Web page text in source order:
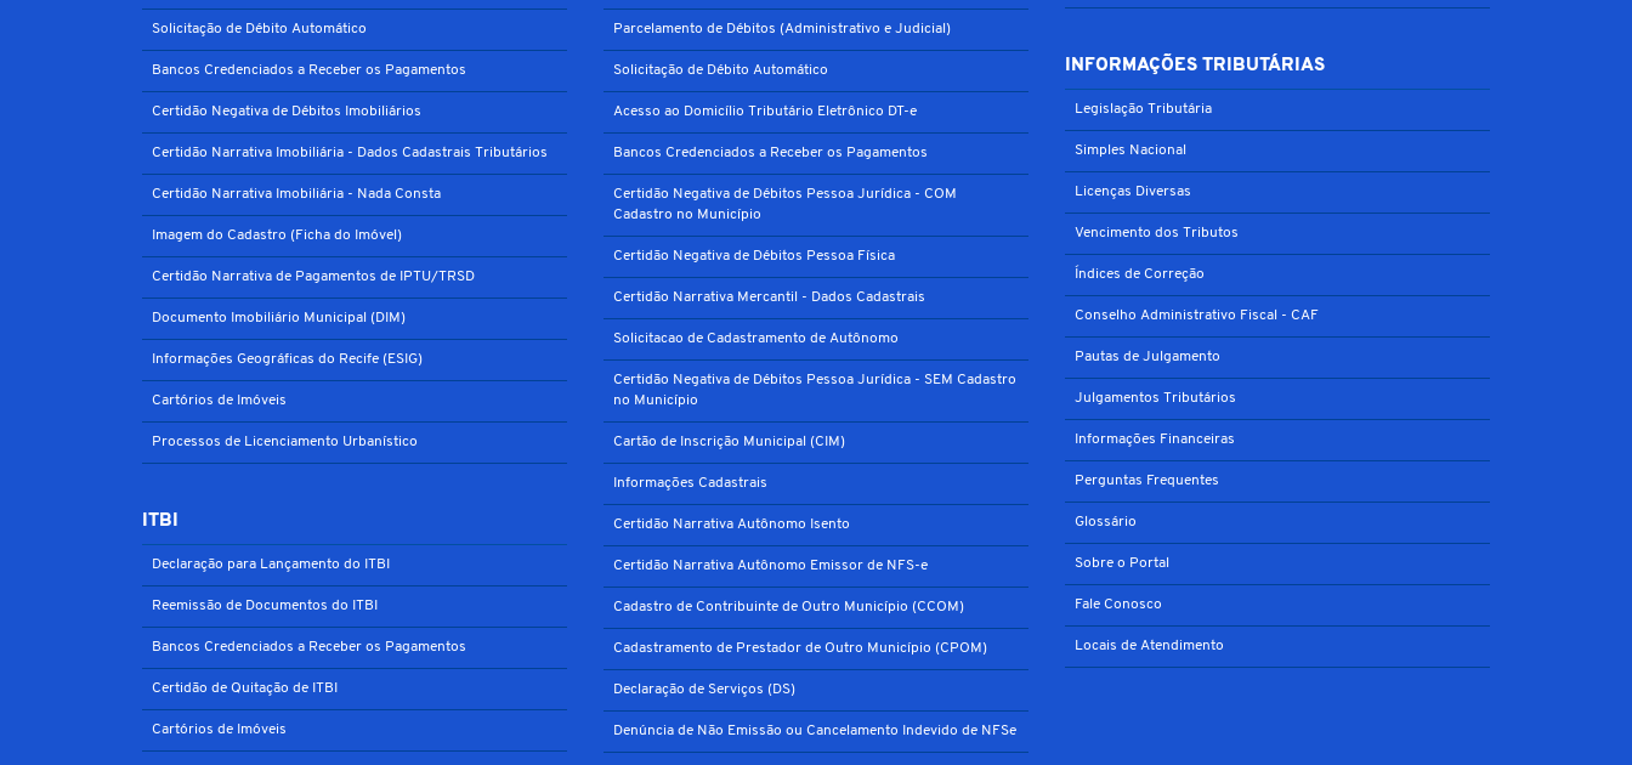
Solicitação de Débito Automático
Bancos Credenciados a Receber os Pagamentos
Certidão Negativa de Débitos Imobiliários
Certidão Narrativa Imobiliária - Dados Cadastrais Tributários
Certidão Narrativa Imobiliária - Nada Consta
Imagem do Cadastro (Ficha do Imóvel)
Certidão Narrativa de Pagamentos de IPTU/TRSD
Documento Imobiliário Municipal (DIM)
Informações Geográficas do Recife (ESIG)
Cartórios de Imóveis
Processos de Licenciamento Urbanístico
ITBI
Declaração para Lançamento do ITBI
Reemissão de Documentos do ITBI
Bancos Credenciados a Receber os Pagamentos
Certidão de Quitação de ITBI
Cartórios de Imóveis
Parcelamento de Débitos (Administrativo e Judicial)
Solicitação de Débito Automático
Acesso ao Domicílio Tributário Eletrônico DT-e
Bancos Credenciados a Receber os Pagamentos
Certidão Negativa de Débitos Pessoa Jurídica - COM
Cadastro no Município
Certidão Negativa de Débitos Pessoa Física
Certidão Narrativa Mercantil - Dados Cadastrais
Solicitacao de Cadastramento de Autônomo
Certidão Negativa de Débitos Pessoa Jurídica - SEM Cadastro
no Município
Cartão de Inscrição Municipal (CIM)
Informações Cadastrais
Certidão Narrativa Autônomo Isento
Certidão Narrativa Autônomo Emissor de NFS-e
Cadastro de Contribuinte de Outro Município (CCOM)
Cadastramento de Prestador de Outro Município (CPOM)
Declaração de Serviços (DS)
Denúncia de Não Emissão ou Cancelamento Indevido de NFSe
INFORMAÇÕES TRIBUTÁRIAS
Legislação Tributária
Simples Nacional
Licenças Diversas
Vencimento dos Tributos
Índices de Correção
Conselho Administrativo Fiscal - CAF
Pautas de Julgamento
Julgamentos Tributários
Informações Financeiras
Perguntas Frequentes
Glossário
Sobre o Portal
Fale Conosco
Locais de Atendimento